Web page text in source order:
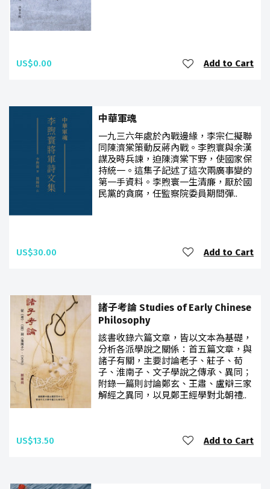
US$0.00 Add to Cart
中華軍魂
一九三六年處於內戰邊緣，李宗仁擬聯
同陳濟棠策動反蔣內戰。李煦寰與余漢
謀及時兵諫，迫陳濟棠下野，使國家保
持統一。這集子記述了這次兩廣事變的
第一手資料。李煦寰一生清廉，厭於國
民黨的貪腐，任監察院委員期間彈..
US$30.00 Add to Cart
諸子考論 Studies of Early Chinese
Philosophy
該書收錄六篇文章，皆以文本為基礎，
分析各派學說之關係：首五篇文章，與
諸子有關，主要討論老子、莊子、荀
子、淮南子、文子學說之傳承、異同；
附錄一篇則討論鄭玄、王肅、盧辯三家
解經之異同，以見鄭王經學對北朝禮..
US$13.50 Add to Cart